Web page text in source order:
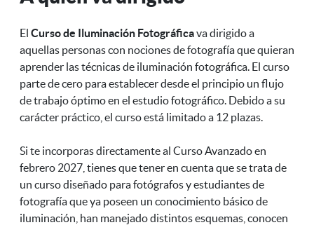
al mundo de
la fotografía
de moda.
dispuesto a
ayudarte y
enseñarte
su manera
de trabajar.
Sin dudarlo,
un taller
muy
El Curso de Iluminación Fotográficava dirigido a
aquellas personas con nociones de fotografía que quieran
aprender las técnicas de iluminación fotográfica. El curso
parte de cero para establecer desde el principio un flujo
de trabajo óptimo en el estudio fotográfico. Debido a su
carácter práctico, el curso está limitado a 12 plazas.
Si te incorporas directamente al Curso Avanzado en
febrero 2027, tienes que tener en cuenta que se trata de
un curso diseñado para fotógrafos y estudiantes de
fotografía que ya poseen un conocimiento básico de
iluminación, han manejado distintos esquemas, conocen